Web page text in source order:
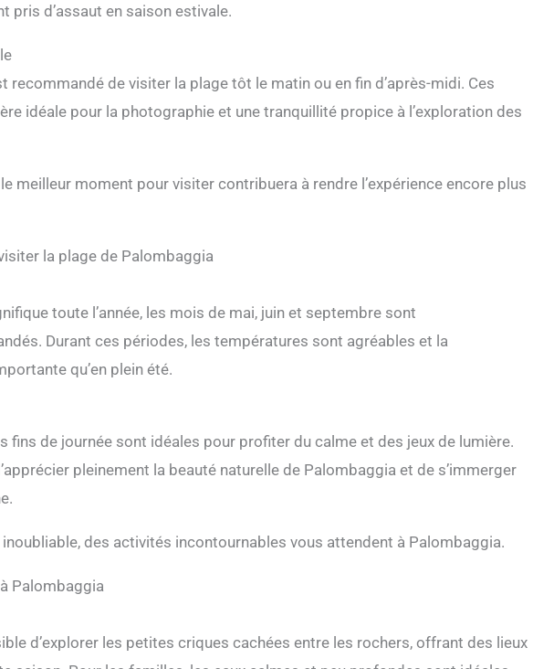
pris d’assaut en saison estivale.
recommandé de visiter la plage tôt le matin ou en fin d’après-midi. Ces
idéale pour la photographie et une tranquillité propice à l’exploration des
meilleur moment pour visiter contribuera à rendre l’expérience encore plus
la plage de Palombaggia
toute l’année, les mois de mai, juin et septembre sont
Durant ces périodes, les températures sont agréables et la
qu’en plein été.
fins de journée sont idéales pour profiter du calme et des jeux de lumière.
pleinement la beauté naturelle de Palombaggia et de s’immerger
des activités incontournables vous attendent à Palombaggia.
Palombaggia
d’explorer les petites criques cachées entre les rochers, offrant des lieux